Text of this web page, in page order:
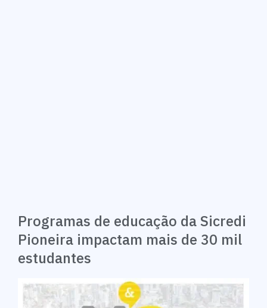
Programas de educação da Sicredi
Pioneira impactam mais de 30 mil
estudantes